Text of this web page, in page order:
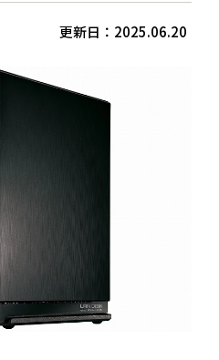
更新日：2025.06.20